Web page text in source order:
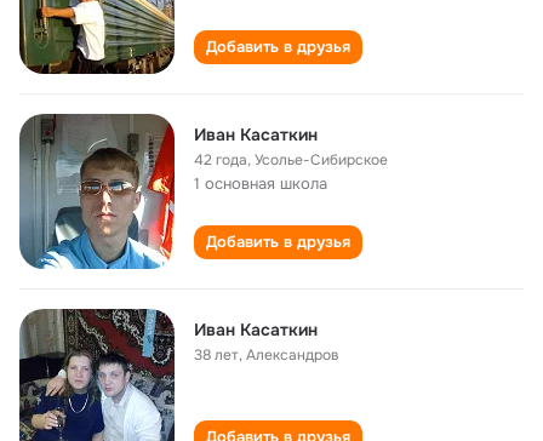
Добавить в друзья
Иван Касаткин
42 года,Усолье-Сибирское
1 основная школа
Добавить в друзья
Иван Касаткин
38 лет,Александров
Добавить в друзья